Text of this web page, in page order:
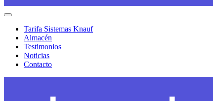
Menú
Tarifa Sistemas Knauf
Almacén
Testimonios
Noticias
Contacto